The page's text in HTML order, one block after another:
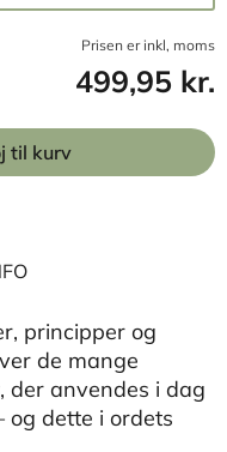
Prisen er inkl, moms
499,95 kr.
til kurv
principper og
de mange
der anvendes i dag
og dette i ordets